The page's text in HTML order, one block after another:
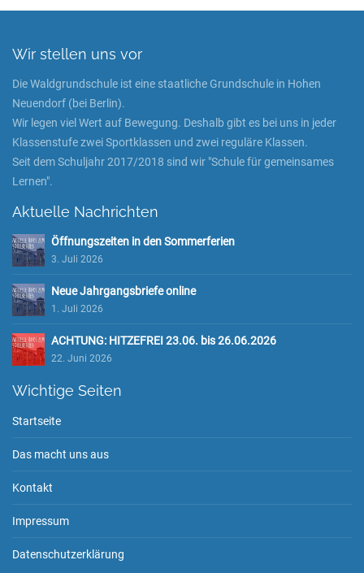
Wir stellen uns vor
Die Waldgrundschule ist eine staatliche Grundschule in Hohen
Neuendorf (bei Berlin).
Wir legen viel Wert auf Bewegung. Deshalb gibt es bei uns in jeder
Klassenstufe zwei Sportklassen und zwei reguläre Klassen.
Seit dem Schuljahr 2017/2018 sind wir "Schule für gemeinsames
Lernen".
Aktuelle Nachrichten
Öffnungszeiten in den Sommerferien
3. Juli 2026
Neue Jahrgangsbriefe online
1. Juli 2026
ACHTUNG: HITZEFREI 23.06. bis 26.06.2026
22. Juni 2026
Wichtige Seiten
Startseite
Das macht uns aus
Kontakt
Impressum
Datenschutzerklärung